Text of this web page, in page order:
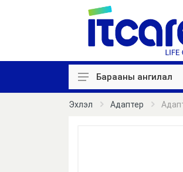
Хяналтын камер
Барааны ангилал
Эхлэл Адаптер